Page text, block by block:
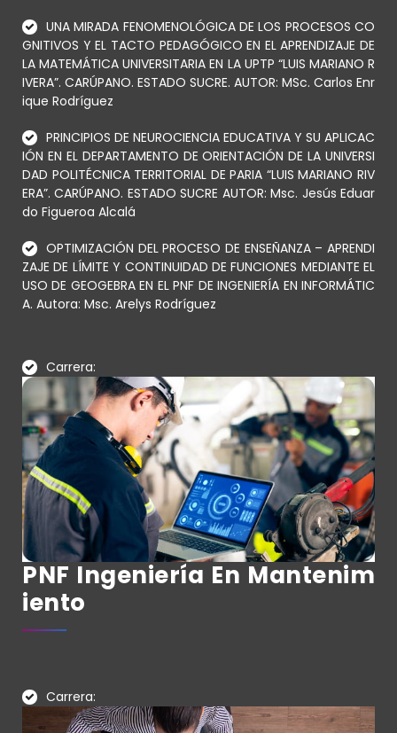
UNA MIRADA FENOMENOLÓGICA DE LOS PROCESOS CO
GNITIVOS Y EL TACTO PEDAGÓGICO EN EL APRENDIZAJE DE
LA MATEMÁTICA UNIVERSITARIA EN LA UPTP “LUIS MARIANO R
IVERA”. CARÚPANO. ESTADO SUCRE. AUTOR: MSc. Carlos Enr
ique Rodríguez
PRINCIPIOS DE NEUROCIENCIA EDUCATIVA Y SU APLICAC
IÓN EN EL DEPARTAMENTO DE ORIENTACIÓN DE LA UNIVERSI
DAD POLITÉCNICA TERRITORIAL DE PARIA “LUIS MARIANO RIV
ERA”. CARÚPANO. ESTADO SUCRE AUTOR: Msc. Jesús Eduar
do Figueroa Alcalá
OPTIMIZACIÓN DEL PROCESO DE ENSEÑANZA – APRENDI
ZAJE DE LÍMITE Y CONTINUIDAD DE FUNCIONES MEDIANTE EL
USO DE GEOGEBRA EN EL PNF DE INGENIERÍA EN INFORMÁTIC
A. Autora: Msc. Arelys Rodríguez
Carrera:
PNF Ingeniería En Mantenim
Iento
Carrera: